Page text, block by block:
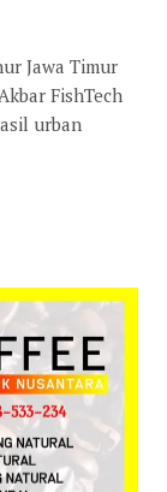
Jawa Timur
FishTech
urban